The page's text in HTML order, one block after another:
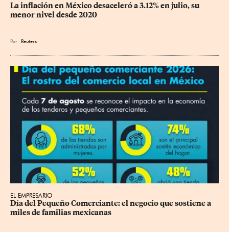
La inflación en México desaceleró a 3.12% en julio, su
menor nivel desde 2020
Por Reuters
EL EMPRESARIO
Día del Pequeño Comerciante: el negocio que sostiene a
miles de familias mexicanas